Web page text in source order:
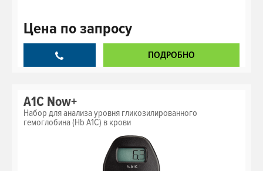
Цена по запросу
ПОДРОБНО
A1C Now+
Набор для анализа уровня гликозилированного
гемоглобина (Hb A1C) в крови